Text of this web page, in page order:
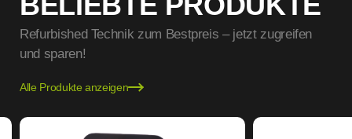
Refurbished Technik zum Bestpreis – jetzt zugreifen
und sparen!
Alle Produkte anzeigen